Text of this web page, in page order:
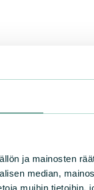
ja mainosten
median,
muihin tietoihin,